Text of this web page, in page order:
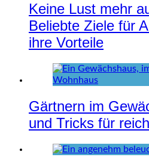
Keine Lust mehr
Beliebte Ziele für
ihre Vorteile
Gärtnern im
und Tricks für